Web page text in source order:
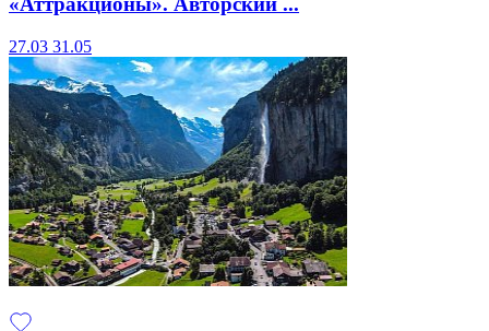
27.03 31.05